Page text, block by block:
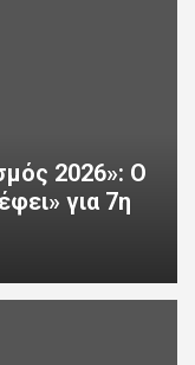
2026»: Ο
για 7η